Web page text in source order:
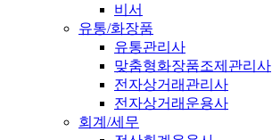
비서
유통/화장품
유통관리사
맞춤형화장품조제관리사
전자상거래관리사
전자상거래운용사
회계/세무